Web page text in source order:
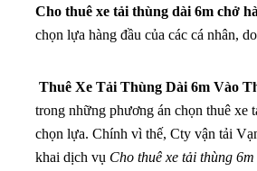
Cho thuê xe tải thùng dài 6m chở
chọn lựa hàng đầu của các cá nhân,
Thuê Xe Tải Thùng Dài 6m Vào
trong những phương án chọn thuê xe
chọn lựa. Chính vì thế, Cty vận tải
khai dịch vụ Cho thuê xe tải thùng 6m